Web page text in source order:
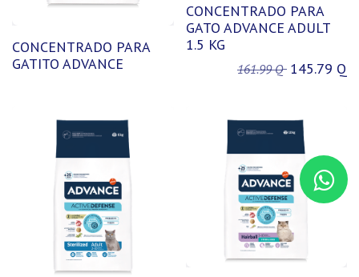
CONCENTRADO PARA
GATITO ADVANCE
CONCENTRADO PARA
GATO ADVANCE ADULT
1.5 KG
161.99Q 145.79 Q